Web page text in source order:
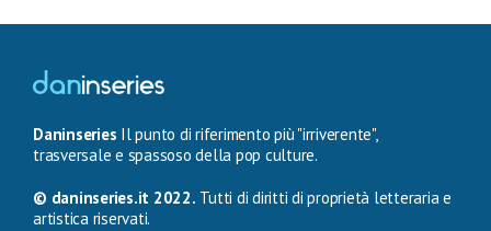
Daninseries Il punto di riferimento più "irriverente",
trasversale e spassoso della pop culture.
© daninseries.it 2022. Tutti di diritti di proprietà letteraria e
artistica riservati.